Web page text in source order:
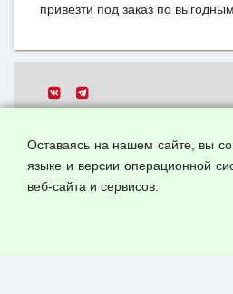
привезти под заказ по
Все права защищены.
Оставаясь на нашем сайте, вы
языке и версии операционной
веб-сайта и сервисов.